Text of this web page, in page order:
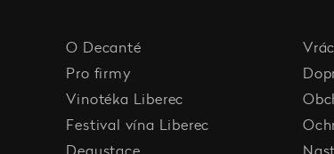
O Decanté
Pro firmy
Vinotéka Liberec
Festival vína Liberec